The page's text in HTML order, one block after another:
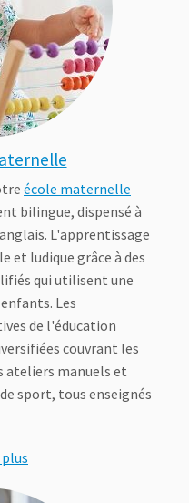
école maternelle
bilingue, dispensé à
L'apprentissage
et ludique grâce à des
qui utilisent une
Les
de l'éducation
couvrant les
ateliers manuels et
sport, tous enseignés